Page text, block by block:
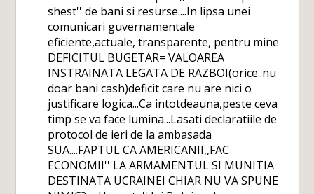
shest'' de bani si resurse....In lipsa unei
comunicari guvernamentale
eficiente,actuale, transparente, pentru mine
DEFICITUL BUGETAR= VALOAREA
INSTRAINATA LEGATA DE RAZBOI(orice..nu
doar bani cash)deficit care nu are nici o
justificare logica...Ca intotdeauna,peste ceva
timp se va face lumina...Lasati declaratiile de
protocol de ieri de la ambasada
SUA....FAPTUL CA AMERICANII,,FAC
ECONOMII'' LA ARMAMENTUL SI MUNITIA
DESTINATA UCRAINEI CHIAR NU VA SPUNE